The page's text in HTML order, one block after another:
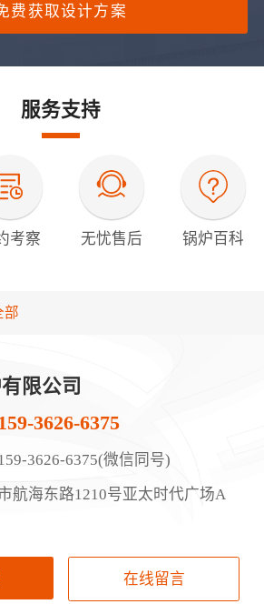
费获取设计方案
服务支持
考察 无忧售后 锅炉百科
部
限公司
3626-6375
3626-6375(微信同号)
在线留言